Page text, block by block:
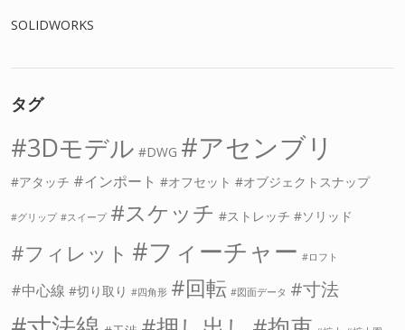
SOLIDWORKS
タグ
3Dモデル DWG アセンブリ
アタッチ インポート オフセット オブジェクトスナップ
グリップ スイープ スケッチ ストレッチ ソリッド
フィレット フィーチャー ロフト
中心線 切り取り 四角形 回転 図面データ 寸法